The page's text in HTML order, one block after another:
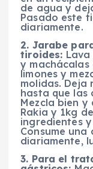
de agua y
Pasado este
diariamente.
2. Jarabe
tiroides:
y machácalas
limones y
molidas.
hasta que las
Mezcla bien
Rakia y 1kg
ingredientes
Consume
diariamente,
3. Para el